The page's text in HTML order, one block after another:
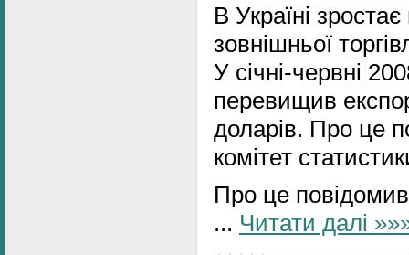
В Україні
зовнішньої
У січні-червні
перевищив
доларів. Про це
комітет
Про це
... Читати далі